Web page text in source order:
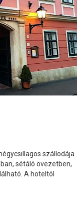
szállodája
sétáló övezetben,
A hoteltól